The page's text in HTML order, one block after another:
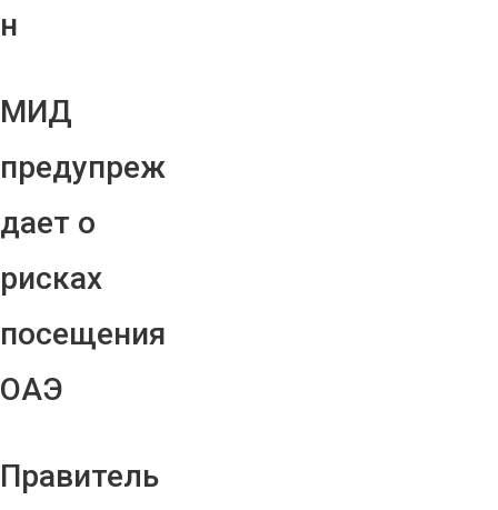
н
МИД
предупреж
дает о
рисках
посещения
ОАЭ
Правитель